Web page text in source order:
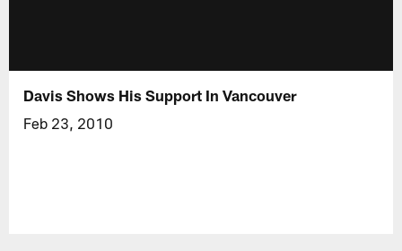
Davis Shows His Support In Vancouver
Feb 23, 2010